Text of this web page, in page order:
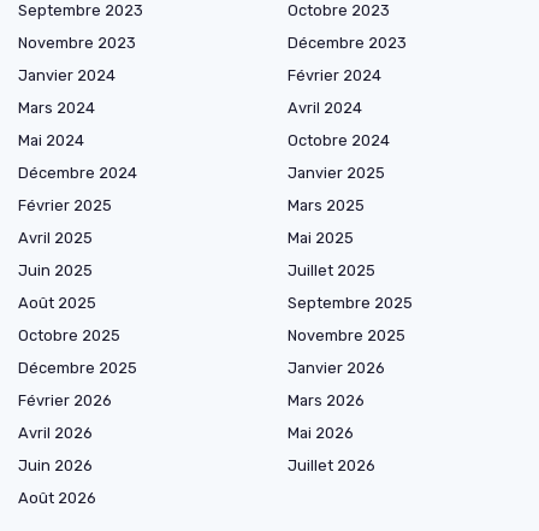
Septembre 2023
Octobre 2023
Novembre 2023
Décembre 2023
Janvier 2024
Février 2024
Mars 2024
Avril 2024
Mai 2024
Octobre 2024
Décembre 2024
Janvier 2025
Février 2025
Mars 2025
Avril 2025
Mai 2025
Juin 2025
Juillet 2025
Août 2025
Septembre 2025
Octobre 2025
Novembre 2025
Décembre 2025
Janvier 2026
Février 2026
Mars 2026
Avril 2026
Mai 2026
Juin 2026
Juillet 2026
Août 2026